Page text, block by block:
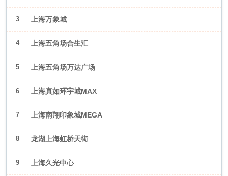
3 上海万象城
4 上海五角场合生汇
5 上海五角场万达广场
6 上海真如环宇城MAX
7 上海南翔印象城MEGA
8 龙湖上海虹桥天街
9 上海久光中心